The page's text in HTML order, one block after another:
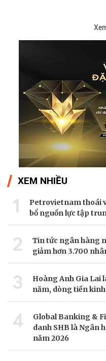
xem là tuyên ngôn
XEM NHIỀU
1
Petrovietnam thoái
bổ nguồn lực tập
2
Tin tức ngân hàng
giảm hơn 3.700
3
Hoàng Anh Gia Lai
năm, dòng tiền
4
Global Banking &
danh SHB là Ngân
năm 2026